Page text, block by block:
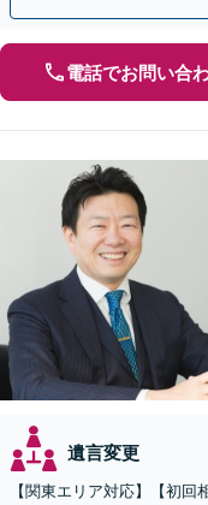
電話でお問い合
遺言変更
【関東エリア対応】【初